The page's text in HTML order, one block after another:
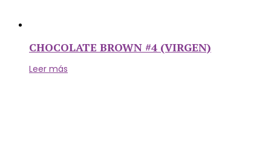
CHOCOLATE BROWN #4 (VIRGEN)
Leer más